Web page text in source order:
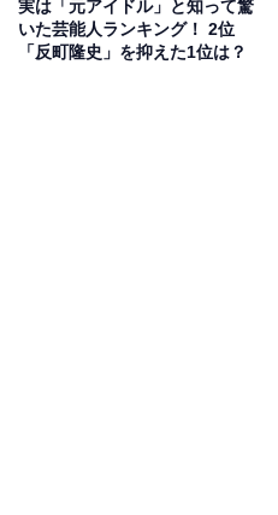
実は「元アイドル」と知って驚
いた芸能人ランキング！ 2位
「反町隆史」を抑えた1位は？